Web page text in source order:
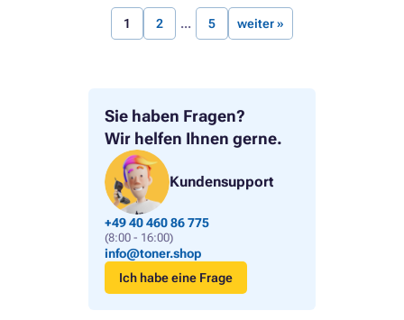
Sie haben Fragen?
Wir helfen Ihnen gerne.
Kundensupport
+49 40 460 86 775
(8:00 - 16:00)
info@toner.shop
Ich habe eine Frage
1 2 5 weiter »